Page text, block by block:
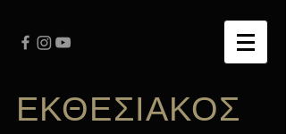
ΕΚΘΕΣΙΑΚΟΣ